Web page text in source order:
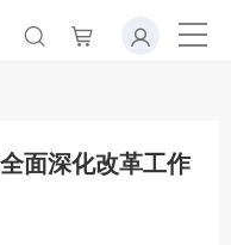
面深化改革工作